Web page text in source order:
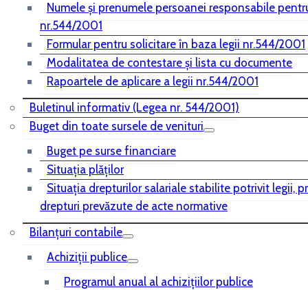
Numele și prenumele persoanei responsabile
nr.544/2001
Formular pentru solicitare în baza legii nr.544/2001
Modalitatea de contestare și lista cu documente
Rapoartele de aplicare a legii nr.544/2001
Buletinul informativ (Legea nr. 544/2001)
Buget din toate sursele de venituri
Buget pe surse financiare
Situaţia plăţilor
Situaţia drepturilor salariale stabilite potrivit legii,
drepturi prevăzute de acte normative
Bilanţuri contabile
Achiziţii publice
Programul anual al achiziţiilor publice